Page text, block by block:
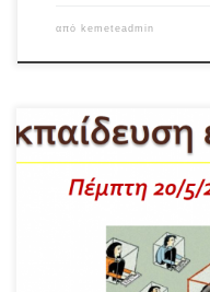
από kemeteadmin